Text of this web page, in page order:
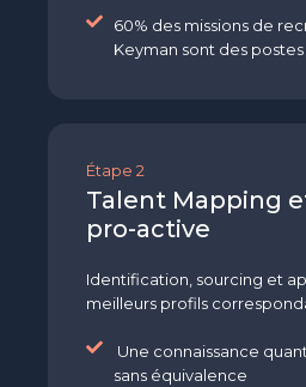
60% des missions de
Keyman sont des postes
Étape 2
Talent Mapping
pro-active
Identification, sourcing et
meilleurs profils
Une connaissance
sans équivalence